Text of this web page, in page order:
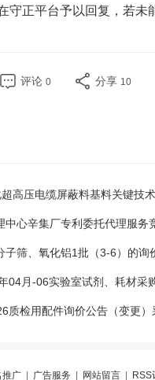
守正平台予以回复，若未
评论 0 分享 10
高压电缆屏蔽料基料关键技
中心辛集厂专利委托代理服务
子筛、氧化铝1批（3-6）的询
04月-06实验室试剂、耗材采
质检用配件询价公告（变更）
推广| 广告服务 网站留言| RSS